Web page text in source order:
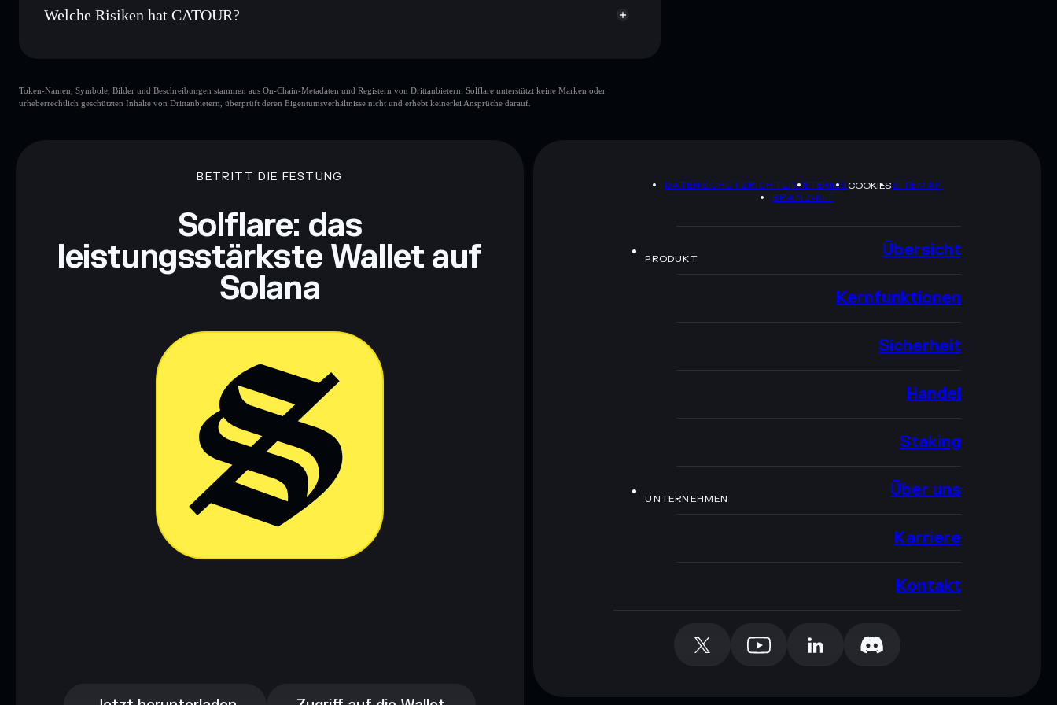
Welche Risiken hat CATOUR?
Token-Namen, Symbole, Bilder und Beschreibungen stammen aus On-Chain-Metadaten und Registern von Drittanbietern. Solflare unterstützt keine Marken oder
urheberrechtlich geschützten Inhalte von Drittanbietern, überprüft deren Eigentumsverhältnisse nicht und erhebt keinerlei Ansprüche darauf.
BETRITT DIE FESTUNG
Solflare: das
leistungsstärkste Wallet auf
Solana
DATENSCHUTZRICHTLINIETERMSCOOKIESSITEMAP
BRAND-KIT
PRODUKT Übersicht
Kernfunktionen
Sicherheit
Handel
Staking
UNTERNEHMEN Über uns
Karriere
Kontakt